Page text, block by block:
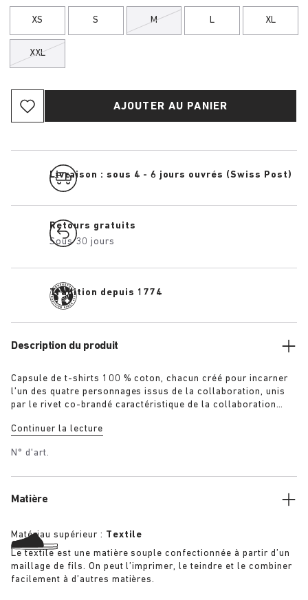
XS S M L XL
XXL
AJOUTER AU PANIER
Livraison : sous 4 - 6 jours ouvrés (Swiss Post)
Retours gratuits
Sous 30 jours
Tradition depuis 1774
Description du produit
Capsule de t-shirts 100 % coton, chacun créé pour incarner
l’un des quatre personnages issus de la collaboration, unis
par le rivet co-brandé caractéristique de la collaboration
fleurs au crochet en vert armée surteint « The Artist » : t-
t-shirt délavé en noir surteint « The Collector » : t-shirt
Continuer la lecture
N° d'art.
Matière
Matériau supérieur : Textile
Le textile est une matière souple confectionnée à partir d’un
maillage de fils. On peut l’imprimer, le teindre et le combiner
facilement à d’autres matières.